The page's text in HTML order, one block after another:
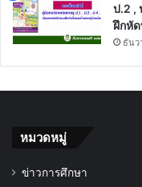
ป.2 ,
ฝึกหั
ธันว
หมวดหมู่
ข่าวการศึกษา